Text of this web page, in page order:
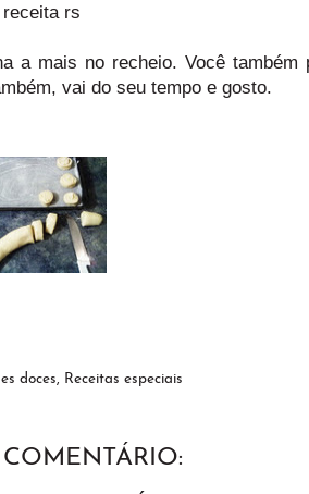
rs
a mais no recheio. Você também
vai do seu tempo e gosto.
doces, Receitas especiais